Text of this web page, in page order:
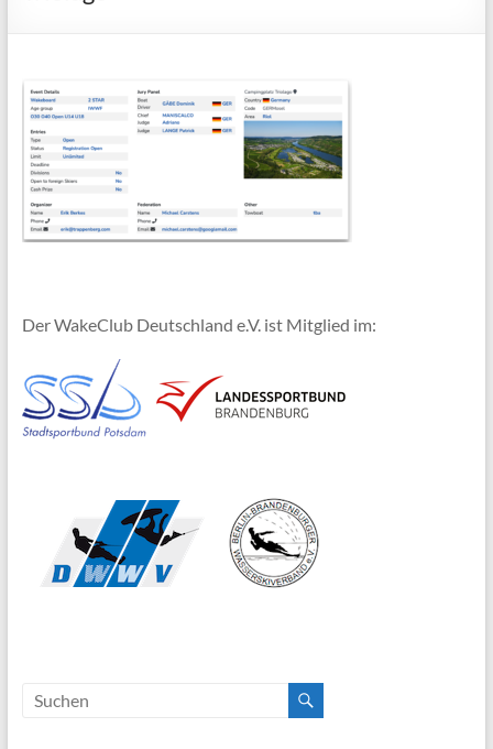
Der WakeClub Deutschland e.V. ist Mitglied im: